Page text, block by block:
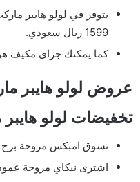
1599 ريال سعودي.
كما يمكنك جراي مكيف هواء شباك بسعة 1.5 طن بارد بسعر 1699
عروض لولو هايبر
تخفيضات لولو
تسوق امبكس مروحة برج بسعر 199 ريال سعودي بدلا من 229
اشترى نيكاي مروحة عمودية بقاعدة